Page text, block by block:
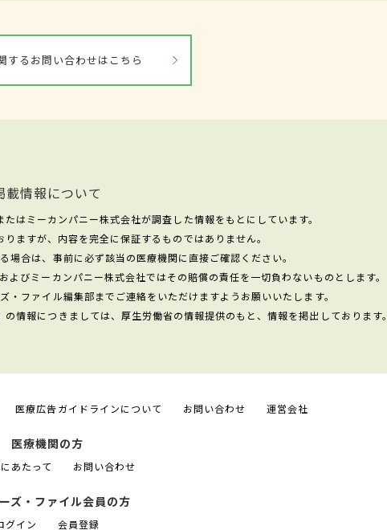
するお問い合わせはこちら
載情報について
はミーカンパニー株式会社が調査した情報をもとにしています。
ますが、内容を完全に保証するものではありません。
場合は、事前に必ず該当の医療機関に直接ご確認ください。
びミーカンパニー株式会社ではその賠償の責任を一切負わないものとします。
ファイル編集部までご連絡をいただけますようお願いいたします。
情報につきましては、厚生労働省の情報提供のもと、情報を掲出しております。
医療広告ガイドラインについて お問い合わせ 運営会社
医療機関の方
あたって お問い合わせ
ズ・ファイル会員の方
グイン 会員登録